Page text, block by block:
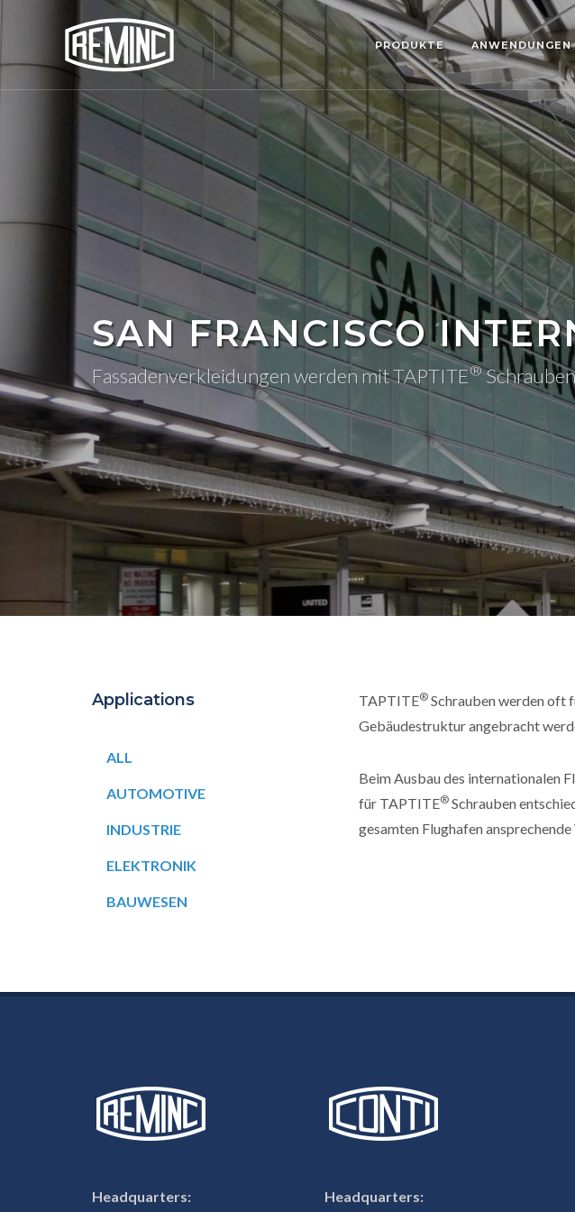
PRODUKTE ANWENDUNGEN
SAN FRANCISCO
Fassadenverkleidungen werden mit TAPTITE®
TAPTITE® Schrauben werden oft
Gebäudestruktur angebracht
Beim Ausbau des internationalen
für TAPTITE® Schrauben
gesamten Flughafen
Applications
ALL
AUTOMOTIVE
INDUSTRIE
ELEKTRONIK
BAUWESEN
Headquarters:
Headquarters: